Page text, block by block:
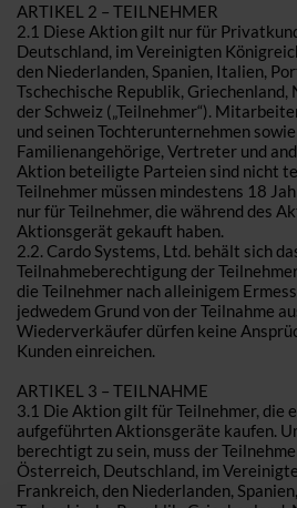
ARTIKEL 2 – TEILNEHMER
2.1 Diese Aktion gilt nur für
Deutschland, im Vereinigten
den Niederlanden, Spanien, Italien,
Tschechische Republik, Griechenland,
der Schweiz („Teilnehmer“).
und seinen Tochterunternehmen
Familienangehörige, Vertreter und
Aktion beteiligte Parteien sind nicht
Teilnehmer müssen mindestens 18
nur für Teilnehmer, die während des
Aktionsgerät gekauft haben.
2.2. Cardo Systems, Ltd. behält sich
Teilnahmeberechtigung der
die Teilnehmer nach alleinigem
jedwedem Grund von der Teilnahme
Wiederverkäufer dürfen keine
Kunden einreichen.
ARTIKEL 3 – TEILNAHME
3.1 Die Aktion gilt für Teilnehmer, die
aufgeführten Aktionsgeräte kaufen.
berechtigt zu sein, muss der
Österreich, Deutschland, im
Frankreich, den Niederlanden,